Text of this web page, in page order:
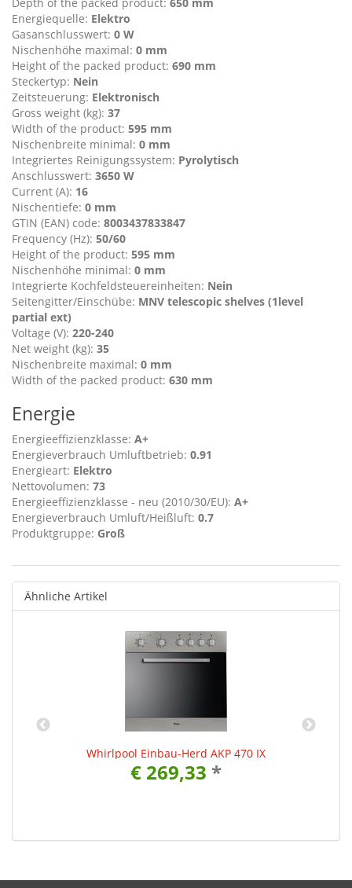
Energiequelle: Elektro
Gasanschlusswert: 0 W
Nischenhöhe maximal: 0 mm
Height of the packed product: 690 mm
Steckertyp: Nein
Zeitsteuerung: Elektronisch
Gross weight (kg): 37
Width of the product: 595 mm
Nischenbreite minimal: 0 mm
Integriertes Reinigungssystem: Pyrolytisch
Anschlusswert: 3650 W
Current (A): 16
Nischentiefe: 0 mm
GTIN (EAN) code: 8003437833847
Frequency (Hz): 50/60
Height of the product: 595 mm
Nischenhöhe minimal: 0 mm
Integrierte Kochfeldsteuereinheiten: Nein
Seitengitter/Einschübe: MNV telescopic shelves (1level
partial ext)
Voltage (V): 220-240
Net weight (kg): 35
Nischenbreite maximal: 0 mm
Width of the packed product: 630 mm
Energie
Energieeffizienzklasse: A+
Energieverbrauch Umluftbetrieb: 0.91
Energieart: Elektro
Nettovolumen: 73
Energieeffizienzklasse - neu (2010/30/EU): A+
Energieverbrauch Umluft/Heißluft: 0.7
Produktgruppe: Groß
Ähnliche Artikel
Whirlpool Einbau-Herd AKP 470 IX
€ 269,33 *